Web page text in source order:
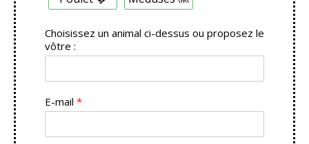
u
t
i
p
e
Choisissez un animal ci-dessus ou proposez le
vôtre :
E-mail *